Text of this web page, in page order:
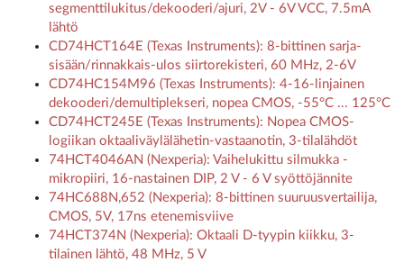
segmenttilukitus/dekooderi/ajuri, 2V - 6V VCC, 7.5mA
lähtö
CD74HCT164E (Texas Instruments): 8-bittinen sarja-
sisään/rinnakkais-ulos siirtorekisteri, 60 MHz, 2-6V
CD74HC154M96 (Texas Instruments): 4-16-linjainen
dekooderi/demultiplekseri, nopea CMOS, -55°C ... 125°C
CD74HCT245E (Texas Instruments): Nopea CMOS-
logiikan oktaaliväylälähetin-vastaanotin, 3-tilalähdöt
74HCT4046AN (Nexperia): Vaihelukittu silmukka -
mikropiiri, 16-nastainen DIP, 2 V - 6 V syöttöjännite
74HC688N,652 (Nexperia): 8-bittinen suuruusvertailija,
CMOS, 5V, 17ns etenemisviive
74HCT374N (Nexperia): Oktaali D-tyypin kiikku, 3-
tilainen lähtö, 48 MHz, 5 V